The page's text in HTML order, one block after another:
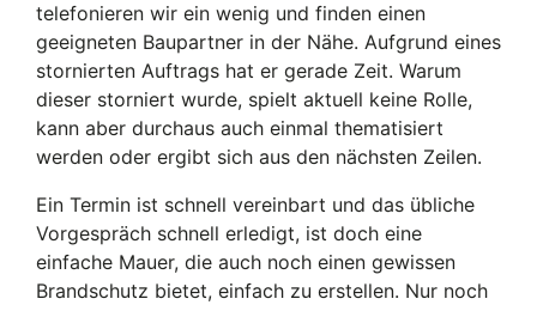
telefonieren wir ein wenig und finden einen
geeigneten Baupartner in der Nähe. Aufgrund eines
stornierten Auftrags hat er gerade Zeit. Warum
dieser storniert wurde, spielt aktuell keine Rolle,
kann aber durchaus auch einmal thematisiert
werden oder ergibt sich aus den nächsten Zeilen.
Ein Termin ist schnell vereinbart und das übliche
Vorgespräch schnell erledigt, ist doch eine
einfache Mauer, die auch noch einen gewissen
Brandschutz bietet, einfach zu erstellen. Nur noch